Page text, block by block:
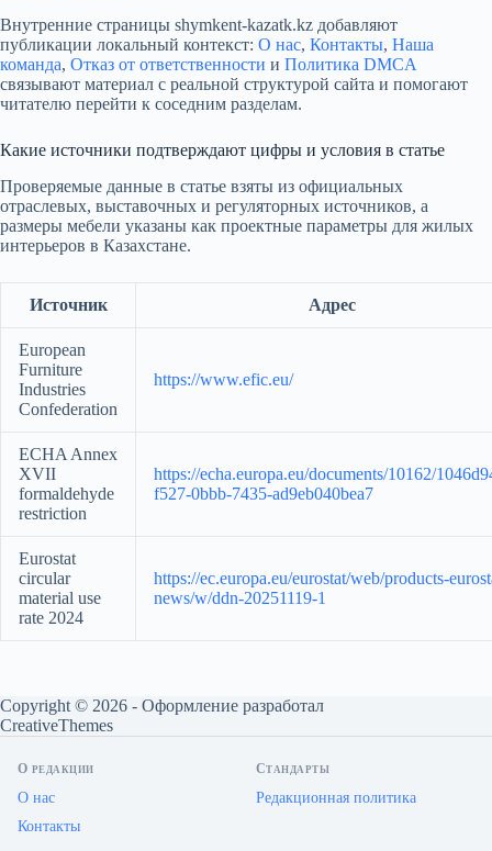
Внутренние страницы shymkent-kazatk.kz добавляют
публикации локальный контекст: О нас, Контакты, Наша
команда, Отказ от ответственности и Политика DMCA
связывают материал с реальной структурой сайта и помогают
читателю перейти к соседним разделам.
Какие источники подтверждают цифры и условия в статье
Проверяемые данные в статье взяты из официальных
отраслевых, выставочных и регуляторных источников, а
размеры мебели указаны как проектные параметры для жилых
интерьеров в Казахстане.
Источник Адрес
European
Furniture
Industries
Confederation
https://www.efic.eu/
ECHA Annex
XVII
formaldehyde
restriction
https://echa.europa.eu/documents/10162/
f527-0bbb-7435-ad9eb040bea7
Eurostat
circular
material use
rate 2024
https://ec.europa.eu/eurostat/web/products-
news/w/ddn-20251119-1
Copyright © 2026 - Оформление разработал
CreativeThemes
О редакции
О нас
Контакты
Стандарты
Редакционная политика